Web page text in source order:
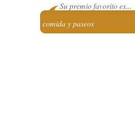
Su premio favorito es...
comida y paseos